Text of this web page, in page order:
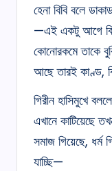
হেনা বিবি বলে
—এই একটু আগে কি
কোনোরকমে তাকে
আছে তারই কাণ্ড,
গিরীন হাসিমুখে
এখানে কাটিয়েছে
সমাজ গিয়েছে, ধর্ম
যাচ্ছি—